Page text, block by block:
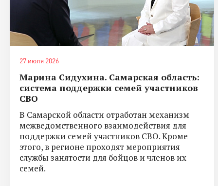
27 июля 2026
Марина Сидухина. Самарская область:
система поддержки семей участников
СВО
В Самарской области отработан механизм
межведомственного взаимодействия для
поддержки семей участников СВО. Кроме
этого, в регионе проходят мероприятия
службы занятости для бойцов и членов их
семей.